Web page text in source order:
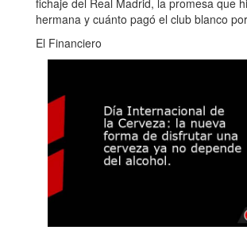
fichaje del Real Madrid, la promesa que
hermana y cuánto pagó el club blanco
El Financiero